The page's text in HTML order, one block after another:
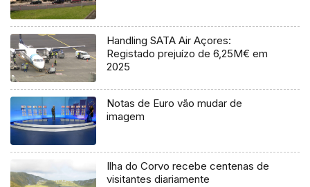
Handling SATA Air Açores:
Registado prejuízo de 6,25M€ em
2025
Notas de Euro vão mudar de
imagem
Ilha do Corvo recebe centenas de
visitantes diariamente